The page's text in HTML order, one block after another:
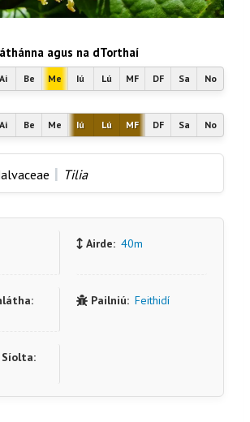
agus na dTorthaí
Ai Be Me Iú Lú MF DF Sa No
Ai Be Me Iú Lú MF DF Sa No
| Tilia
Airde: 40m
Pailniú: Feithidí
Síolta: